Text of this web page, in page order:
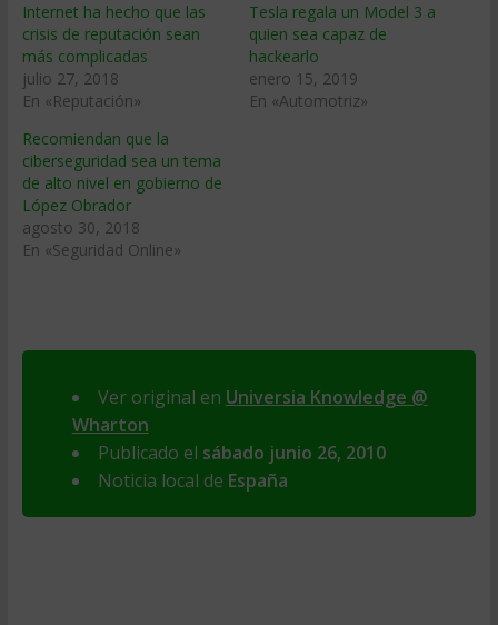
Internet ha hecho que las
crisis de reputación sean
más complicadas
julio 27, 2018
En «Reputación»
Tesla regala un Model 3 a
quien sea capaz de
hackearlo
enero 15, 2019
En «Automotriz»
Recomiendan que la
ciberseguridad sea un tema
de alto nivel en gobierno de
López Obrador
agosto 30, 2018
En «Seguridad Online»
Ver original en Universia Knowledge @
Wharton
Publicado el sábado junio 26, 2010
Noticia local de España